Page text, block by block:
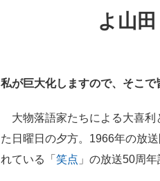
ちょっと気になるネットの話題
よ山田
私が巨大化しますので、そこで
大物落語家たちによる大喜利
た日曜日の夕方。1966年の放
れている「 笑点 」の放送50周